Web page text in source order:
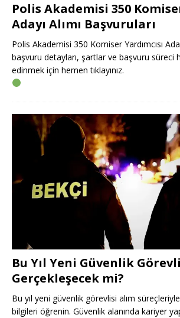
Polis Akademisi 350
Adayı Alımı Başvuruları
Polis Akademisi 350 Komiser Yardımcısı
başvuru detayları, şartlar ve başvuru süreci
edinmek için hemen tıklayınız.
Bu Yıl Yeni Güvenlik
Gerçekleşecek mi?
Bu yıl yeni güvenlik görevlisi alım
bilgileri öğrenin. Güvenlik alanında kariyer